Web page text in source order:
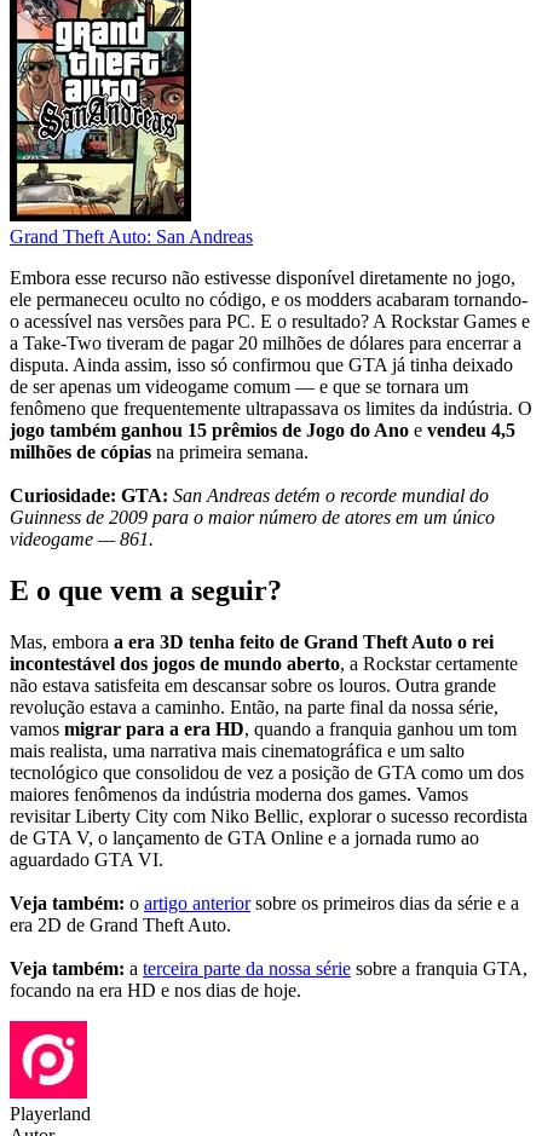
Grand Theft Auto: San Andreas
Embora esse recurso não estivesse disponível diretamente no jogo,
ele permaneceu oculto no código, e os modders acabaram tornando-
o acessível nas versões para PC. E o resultado? A Rockstar Games e
a Take-Two tiveram de pagar 20 milhões de dólares para encerrar a
disputa. Ainda assim, isso só confirmou que GTA já tinha deixado
de ser apenas um videogame comum — e que se tornara um
fenômeno que frequentemente ultrapassava os limites da indústria. O
jogo também ganhou 15 prêmios de Jogo do Ano e vendeu 4,5
milhões de cópias na primeira semana.
Curiosidade: GTA: San Andreas detém o recorde mundial do
Guinness de 2009 para o maior número de atores em um único
videogame — 861.
E o que vem a seguir?
Mas, embora a era 3D tenha feito de Grand Theft Auto o rei
incontestável dos jogos de mundo aberto, a Rockstar certamente
não estava satisfeita em descansar sobre os louros. Outra grande
revolução estava a caminho. Então, na parte final da nossa série,
vamos migrar para a era HD, quando a franquia ganhou um tom
mais realista, uma narrativa mais cinematográfica e um salto
tecnológico que consolidou de vez a posição de GTA como um dos
maiores fenômenos da indústria moderna dos games. Vamos
revisitar Liberty City com Niko Bellic, explorar o sucesso recordista
de GTA V, o lançamento de GTA Online e a jornada rumo ao
aguardado GTA VI.
Veja também: o artigo anteriorsobre os primeiros dias da série e a
era 2D de Grand Theft Auto.
Veja também: a terceira parte da nossa série sobre a franquia GTA,
focando na era HD e nos dias de hoje.
Playerland